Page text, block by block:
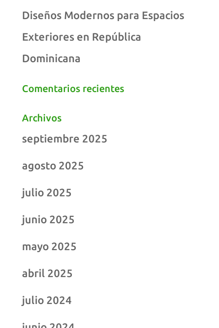
Diseños Modernos para Espacios
Exteriores en República
Dominicana
Comentarios recientes
Archivos
septiembre 2025
agosto 2025
julio 2025
junio 2025
mayo 2025
abril 2025
julio 2024